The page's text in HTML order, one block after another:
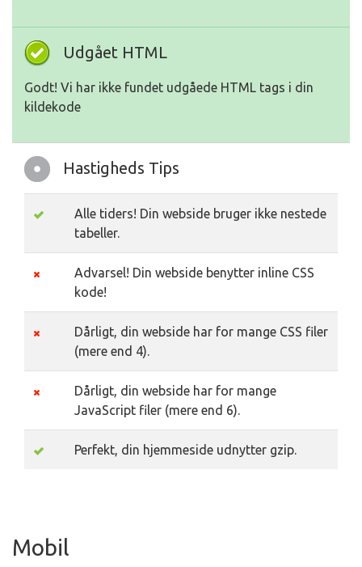
Udgået HTML
Godt! Vi har ikke fundet udgåede HTML tags i din
kildekode
Hastigheds Tips
Alle tiders! Din webside bruger ikke nestede
tabeller.
Advarsel! Din webside benytter inline CSS
kode!
Dårligt, din webside har for mange CSS filer
(mere end 4).
Dårligt, din webside har for mange
JavaScript filer (mere end 6).
Perfekt, din hjemmeside udnytter gzip.
Mobil